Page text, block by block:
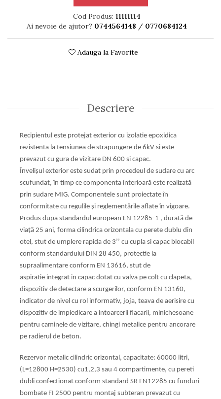
Cod Produs: 11111114
Ai nevoie de ajutor? 0744564148 / 0770684124
Adauga la Favorite
Descriere
Recipientul este protejat exterior cu izolatie epoxidica
rezistenta la tensiunea de strapungere de 6kV si este
prevazut cu gura de vizitare DN 600 si capac.
Învelişul exterior este sudat prin procedeul de sudare cu arc
scufundat, în timp ce componenta interioară este realizată
prin sudare MIG. Componentele sunt proiectate în
conformitate cu regulile şi reglementările aflate în vigoare.
Produs dupa standardul european EN 12285-1 , durată de
viață 25 ani, forma cilindrica orizontala cu perete dublu din
otel, stut de umplere rapida de 3’’ cu cupla si capac blocabil
conform standardului DIN 28 450, protectie la
supraalimentare conform EN 13616, stut de
aspiratie integrat in capac dotat cu valva pe colt cu clapeta,
dispozitiv de detectare a scurgerilor, conform EN 13160,
indicator de nivel cu rol informativ, joja, teava de aerisire cu
dispozitiv de impiedicare a intoarcerii flacarii, minichesoane
pentru caminele de vizitare, chingi metalice pentru ancorare
pe radierul de beton.
Rezervor metalic cilindric orizontal, capacitate: 60000 litri,
(L=12800 H=2530) cu1,2,3 sau 4 compartimente, cu pereti
dubli confectionat conform standard SR EN12285 cu funduri
bombate FI 2500 pentru montaj subteran prevazut cu